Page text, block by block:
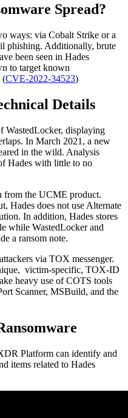
Spread?
ways: via Cobalt Strike or a
phishing. Additionally, brute
been seen in Hades
to target known
(CVE-2022-34523)
Details
WastedLocker, displaying
In March 2021, a new
in the wild. Analysis
Hades with little to no
from the UCME product.
Hades does not use Alternate
In addition, Hades stores
while WastedLocker and
a ransom note.
via TOX messenger.
victim-specific, TOX-ID
heavy use of COTS tools
Scanner, MSBuild, and the
Platform can identify and
items related to Hades